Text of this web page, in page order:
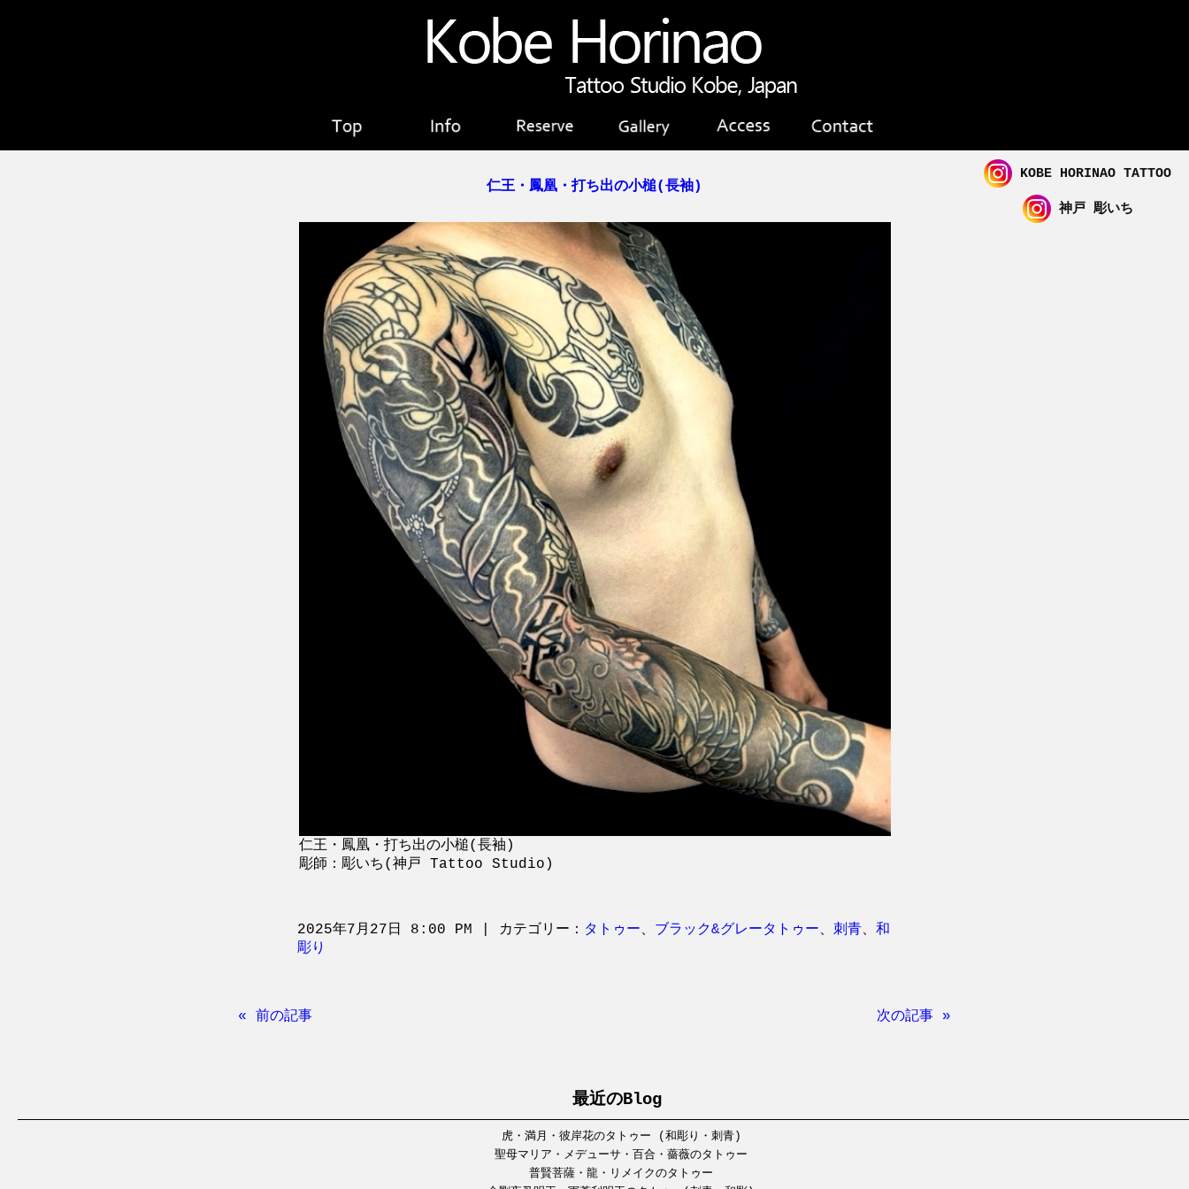
KOBE HORINAO TATTOO
神戸 彫いち
仁王・鳳凰・打ち出の小槌(長袖)
仁王・鳳凰・打ち出の小槌(長袖)
彫師：彫いち(神戸 Tattoo Studio)
2025年7月27日 8:00 PM | カテゴリー： タトゥー、 ブラック&グレータトゥー、 刺青、 和
彫り
« 前の記事 次の記事 »
最近のBlog
虎・満月・彼岸花のタトゥー (和彫り・刺青)
聖母マリア・メデューサ・百合・薔薇のタトゥー
普賢菩薩・龍・リメイクのタトゥー